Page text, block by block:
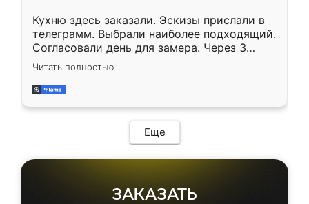
Кухню здесь заказали. Эскизы прислали в
телеграмм. Выбрали наиболее подходящий.
Согласовали день для замера. Через 3
недели кухня была уже готова. Остались
довольны работой. Спасибо Ренессанс
мебель за качественную работу!
Читать полностью
Еще
ЗАКАЗАТЬ